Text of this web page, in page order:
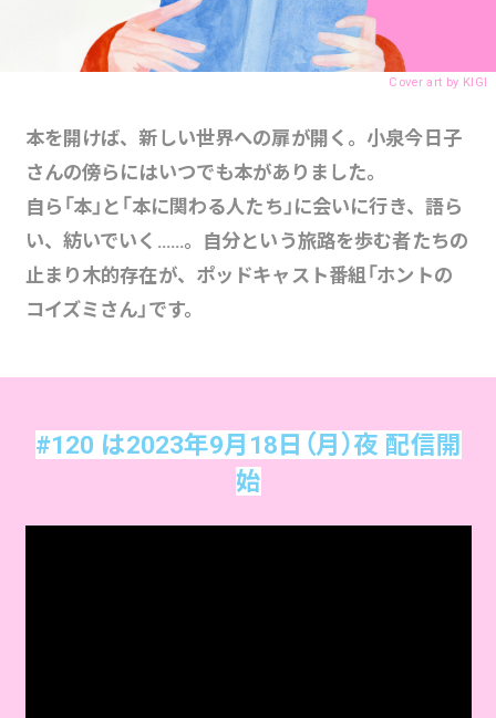
Cover art by KIGI
本を開けば、新しい世界への扉が開く。小泉今日子
さんの傍らにはいつでも本がありました。
自ら「本」と「本に関わる人たち」に会いに行き、語ら
い、紡いでいく……。自分という旅路を歩む者たちの
止まり木的存在が、ポッドキャスト番組「ホントの
コイズミさん」です。
#120 は2023年9月18日（月）夜 配信開
始